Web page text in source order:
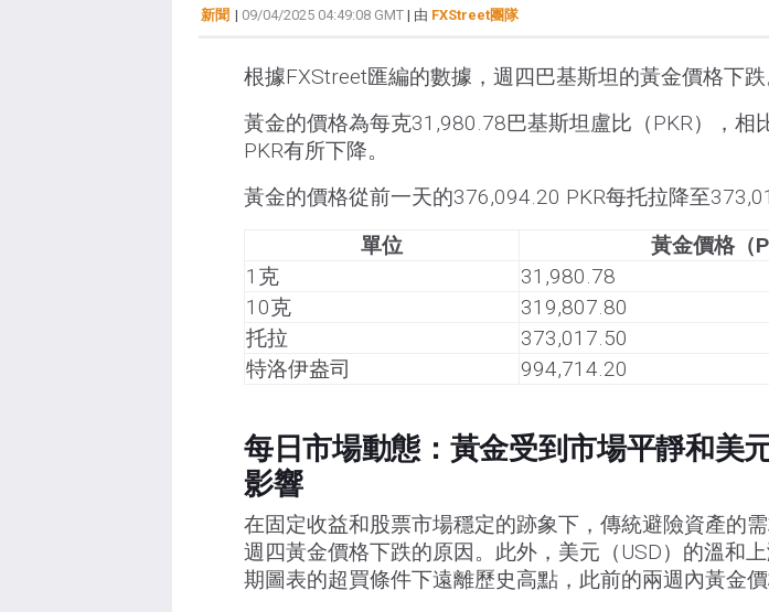
新聞 | 09/04/2025 04:49:08 GMT| 由 FXStreet團隊
根據FXStreet匯編的數據，週四巴基斯坦的黃金價格下跌
黃金的價格為每克31,980.78巴基斯坦盧比（PKR），相
PKR有所下降。
黃金的價格從前一天的376,094.20 PKR每托拉降至
單位
黃金價格（
1克
31,980.78
10克
319,807.80
托拉
373,017.50
特洛伊盎司
994,714.20
每日市場動態：黃金受到市場平靜和美
影響
在固定收益和股票市場穩定的跡象下，傳統避險資產的
週四黃金價格下跌的原因。此外，美元（USD）的溫和
期圖表的超買條件下遠離歷史高點，此前的兩週內黃金價